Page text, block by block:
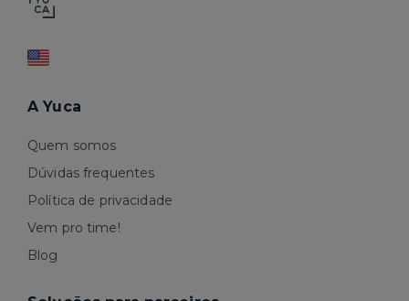
A Yuca
Quem somos
Dúvidas frequentes
Política de privacidade
Vem pro time!
Blog